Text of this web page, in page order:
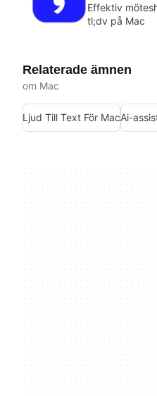
Effektiv
tl;dv på Mac
Relaterade ämnen
om Mac
Ljud Till Text För MacAi-